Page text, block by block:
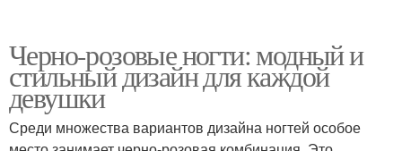
Черно-розовые ногти: модный и
стильный дизайн для каждой
девушки
Среди множества вариантов дизайна ногтей особое